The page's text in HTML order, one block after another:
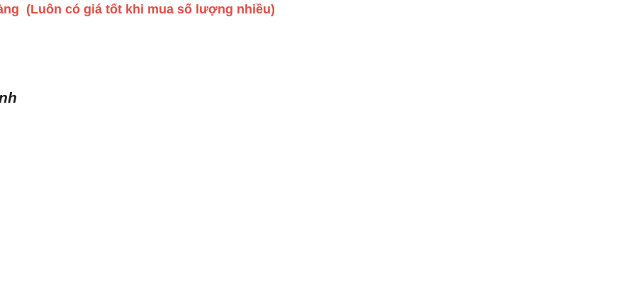
(Luôn có giá tốt khi mua số lượng nhiều)